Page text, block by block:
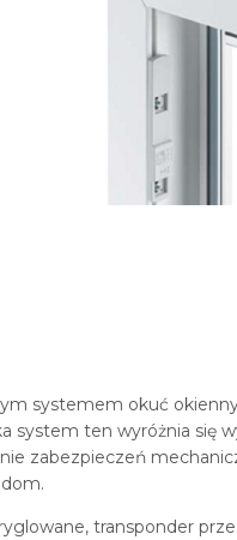
systemem okuć
system ten wyróżnia się
zabezpieczeń
transponder